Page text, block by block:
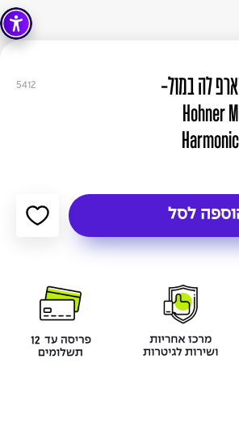
5412
לה במול-
Hohner
לסל